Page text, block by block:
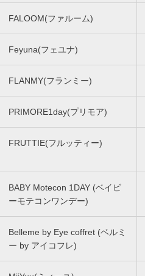
FALOOM(ファルーム)
Feyuna(フェユナ)
FLANMY(フランミー)
PRIMORE1day(プリモア)
FRUTTIE(フルッティー)
BABY Motecon 1DAY (ベイビ
ーモテコンワンデー)
Belleme by Eye coffret (ベルミ
ー by アイコフレ)